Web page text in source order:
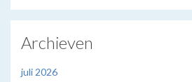
Archieven
juli 2026